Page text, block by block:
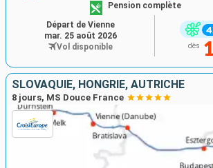
Pension complète
dès
Départ de Vienne
mar. 25 août 2026
Vol disponible
SLOVAQUIE, HONGRIE, AUTRICHE
8 jours, MS Douce France